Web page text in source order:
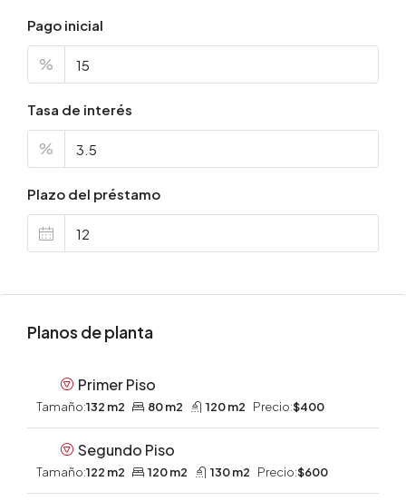
Pago inicial
%
Tasa de interés
%
Plazo del préstamo
Planos de planta
Primer Piso
Tamaño:132 m2 80 m2 120 m2 Precio:$400
Segundo Piso
Tamaño:122 m2 120 m2 130 m2 Precio:$600